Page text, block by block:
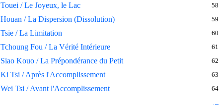
Touei / Le Joyeux, le Lac 58
Houan / La Dispersion (Dissolution) 59
Tsie / La Limitation 60
Tchoung Fou / La Vérité Intérieure 61
Siao Kouo / La Prépondérance du Petit 62
Ki Tsi / Après l'Accomplissement 63
Wei Tsi / Avant l'Accomplissement 64